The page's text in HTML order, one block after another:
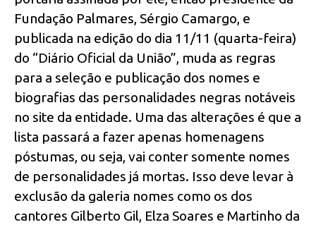
Fundação Palmares, Sérgio Camargo, e
publicada na edição do dia 11/11 (quarta-feira)
do “Diário Oficial da União”, muda as regras
para a seleção e publicação dos nomes e
biografias das personalidades negras notáveis
no site da entidade. Uma das alterações é que a
lista passará a fazer apenas homenagens
póstumas, ou seja, vai conter somente nomes
de personalidades já mortas. Isso deve levar à
exclusão da galeria nomes como os dos
cantores Gilberto Gil, Elza Soares e Martinho da